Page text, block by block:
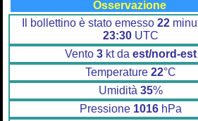
Osservazione
Il bollettino è stato emesso 22
23:30UTC
Vento 3kt da est/nord-est
Temperature 22°C
Umidità 35%
Pressione 1016hPa